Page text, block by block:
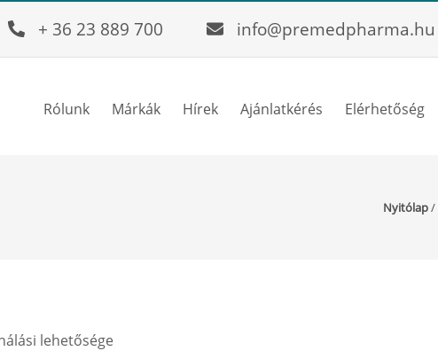
+ 36 23 889 700 info@premedpharma.hu
Rólunk Márkák Hírek Ajánlatkérés Elérhetőség
Nyitólap/
lehetősége